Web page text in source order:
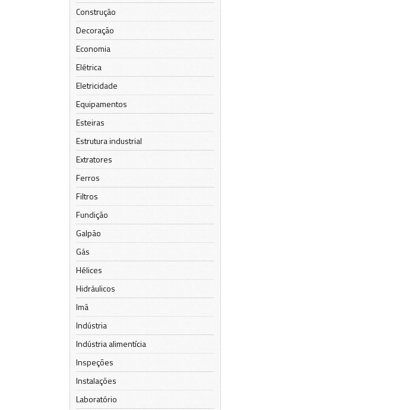
Construção
Decoração
Economia
Elétrica
Eletricidade
Equipamentos
Esteiras
Estrutura industrial
Extratores
Ferros
Filtros
Fundição
Galpão
Gás
Hélices
Hidráulicos
Imã
Indústria
Indústria alimentícia
Inspeções
Instalações
Laboratório